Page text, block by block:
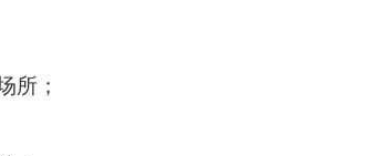
所；